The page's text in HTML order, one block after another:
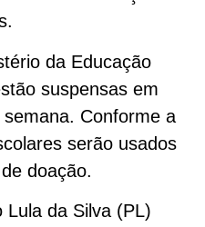
da Educação
suspensas em
Conforme a
serão usados
doação.
Lula da Silva (PL)